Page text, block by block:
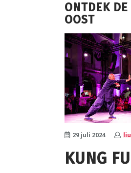
ONTDEK
OOST
29 juli 2024
KUNG